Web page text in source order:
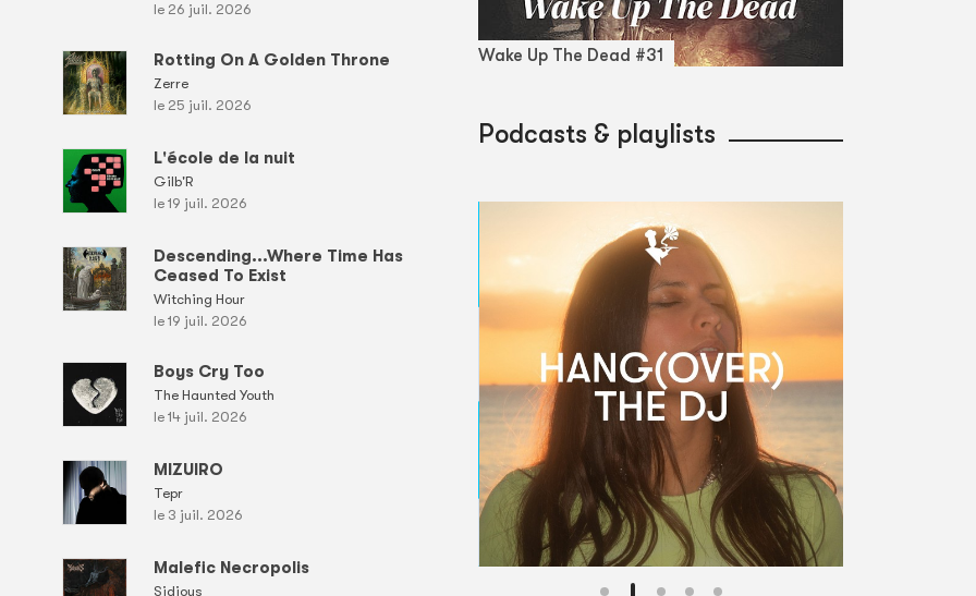
le 26 juil. 2026
Rotting On A Golden Throne
Zerre
le 25 juil. 2026
L'école de la nuit
Gilb'R
le 19 juil. 2026
Descending...Where Time Has
Ceased To Exist
Witching Hour
le 19 juil. 2026
Boys Cry Too
The Haunted Youth
le 14 juil. 2026
MIZUIRO
Tepr
le 3 juil. 2026
Malefic Necropolis
Sidious
Wake Up The Dead #31
Podcasts & playlists